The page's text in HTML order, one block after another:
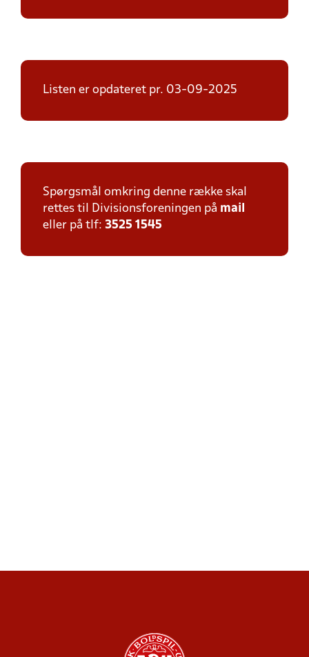
Listen er opdateret pr. 03-09-2025
Spørgsmål omkring denne række skal
rettes til Divisionsforeningen på mail
eller på tlf: 3525 1545